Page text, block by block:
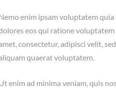
enim ipsam voluptatem
eos qui ratione
consectetur, adipisci velit,
quaerat voluptatem.
enim ad minima veniam, quis